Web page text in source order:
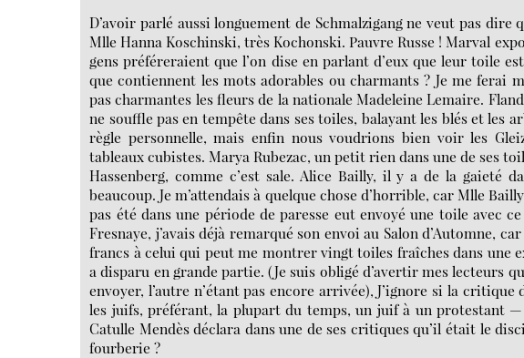
D’avoir parlé aussi longuement de Schmalzigang ne veut pas
Mlle Hanna Koschinski, très Kochonski. Pauvre Russe ! Marval
gens préféreraient que l’on dise en parlant d’eux que leur toile
que contiennent les mots adorables ou charmants ? Je me ferai
pas charmantes les fleurs de la nationale Madeleine Lemaire.
ne souffle pas en tempête dans ses toiles, balayant les blés et les
règle personnelle, mais enfin nous voudrions bien voir les
tableaux cubistes. Marya Rubezac, un petit rien dans une de ses
Hassenberg, comme c’est sale. Alice Bailly, il y a de la gaieté
beaucoup. Je m’attendais à quelque chose d’horrible, car Mlle
pas été dans une période de paresse eut envoyé une toile avec
Fresnaye, j’avais déjà remarqué son envoi au Salon d’Automne,
francs à celui qui peut me montrer vingt toiles fraîches dans une
a disparu en grande partie. (Je suis obligé d’avertir mes lecteurs
envoyer, l’autre n’étant pas encore arrivée), J’ignore si la
les juifs, préférant, la plupart du temps, un juif à un protestant
Catulle Mendès déclara dans une de ses critiques qu’il était le
fourberie ?